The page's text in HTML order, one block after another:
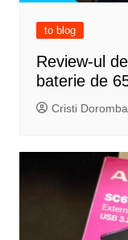
to blog
Review-ul
baterie de
Cristi